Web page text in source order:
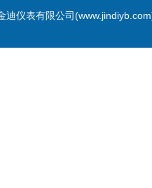
迪仪表有限公司